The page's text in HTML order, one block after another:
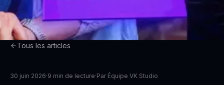
Tous les articles
30 juin 2026·9 min de lecture·Par Équipe VK Studio